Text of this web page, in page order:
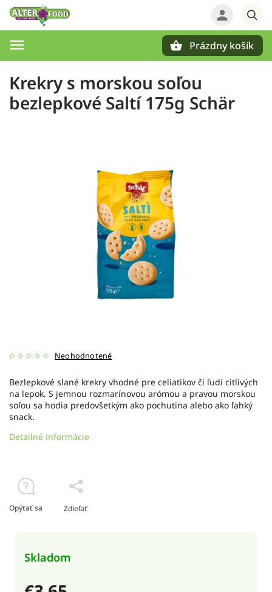
Prázdny košík
Krekry s morskou soľou
bezlepkové Saltí 175g Schär
Neohodnotené
Skladom
Bezlepkové slané krekry vhodné pre celiatikov či ľudí citlivých
na lepok. S jemnou rozmarínovou arómou a pravou morskou
soľou sa hodia predovšetkým ako pochutina alebo ako ľahký
snack.
Detailné informácie
Opýtať sa Zdieľať